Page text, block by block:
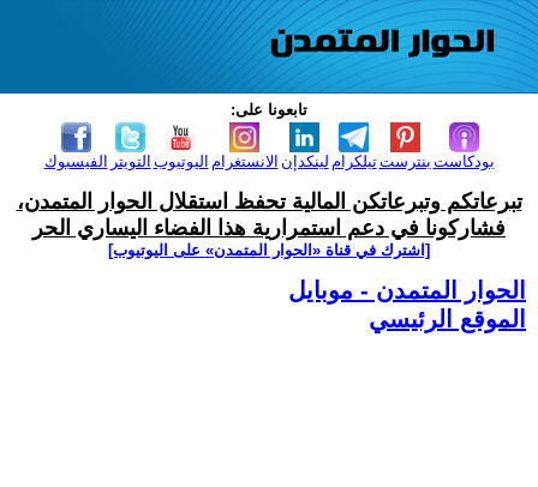
تابعونا على:
الفيسبوك التويتر اليوتيوب الانستغرام لينكدإن تيلكرامبنترست بودكاست
تبرعاتكم وتبرعاتكن المالية تحفظ استقلال الحوار المتمدن،
فشاركونا في دعم استمرارية هذا الفضاء اليساري الحر
[اشترك في قناة ‫«الحوار المتمدن» على اليوتيوب]
الحوار المتمدن - موبايل
الموقع الرئيسي